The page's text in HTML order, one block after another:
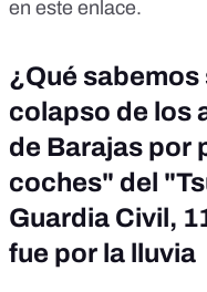
en este enlace.
¿Qué
colapso de los
de Barajas por
coches" del
Guardia Civil,
fue por la lluvia